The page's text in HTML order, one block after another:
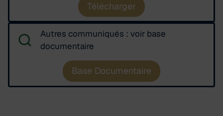
Télécharger
Autres communiqués : voir base
documentaire
Base Documentaire